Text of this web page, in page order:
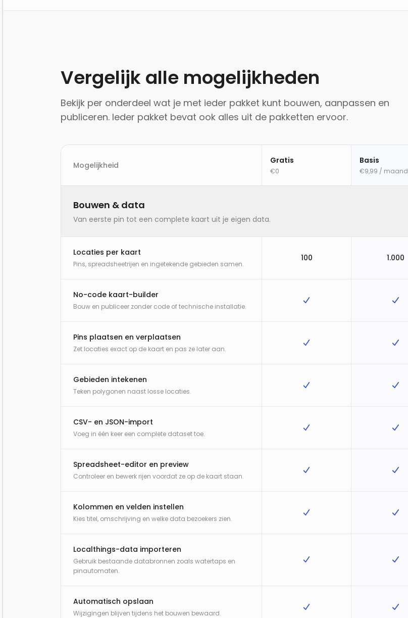
Vergelijk alle mogelijkheden
Bekijk per onderdeel wat je met ieder pakket kunt bouwen, aanpassen en
publiceren. Ieder pakket bevat ook alles uit de pakketten ervoor.
Mogelijkheid Gratis
€0
Basis
€9,99 / maand
Bouwen & data
Van eerste pin tot een complete kaart uit je eigen data.
Locaties per kaart
Pins, spreadsheetrijen en ingetekende gebieden samen.
100 1.000
No-code kaart-builder
Bouw en publiceer zonder code of technische installatie.
Pins plaatsen en verplaatsen
Zet locaties exact op de kaart en pas ze later aan.
Gebieden intekenen
Teken polygonen naast losse locaties.
CSV- en JSON-import
Voeg in één keer een complete dataset toe.
Spreadsheet-editor en preview
Controleer en bewerk rijen voordat ze op de kaart staan.
Kolommen en velden instellen
Kies titel, omschrijving en welke data bezoekers zien.
Localthings-data importeren
Gebruik bestaande databronnen zoals watertaps en
pinautomaten.
Automatisch opslaan
Wijzigingen blijven tijdens het bouwen bewaard.